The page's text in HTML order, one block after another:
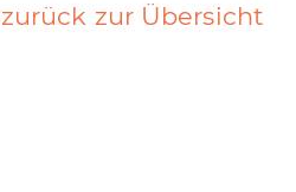
zurück zur Übersicht